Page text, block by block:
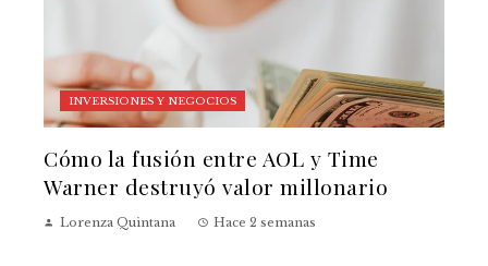
INVERSIONES Y NEGOCIOS
Cómo la fusión entre AOL y Time
Warner destruyó valor millonario
Lorenza Quintana Hace 2 semanas